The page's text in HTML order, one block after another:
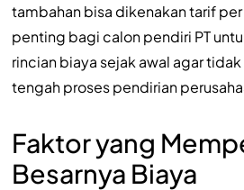
tambahan bisa dikenakan tarif
penting bagi calon pendiri PT
rincian biaya sejak awal agar
tengah proses pendirian
Faktor yang
Besarnya Biaya